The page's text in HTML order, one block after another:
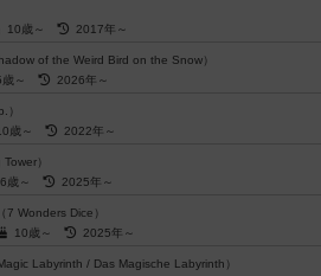
10歳～ 2017年～
of the Weird Bird on the Snow）
歳～ 2026年～
）
歳～ 2022年～
Tower）
6歳～ 2025年～
（7 Wonders Dice）
10歳～ 2025年～
Labyrinth / Das Magische Labyrinth）